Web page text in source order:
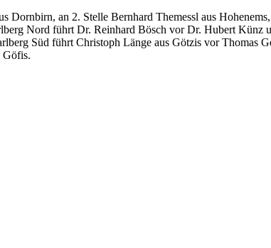
Dornbirn, an 2. Stelle Bernhard Themessl aus
Nord führt Dr. Reinhard Bösch vor Dr. Hubert Künz
Süd führt Christoph Länge aus Götzis vor Thomas
Göfis.